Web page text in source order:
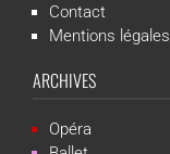
Contact
Mentions légales
ARCHIVES
Opéra